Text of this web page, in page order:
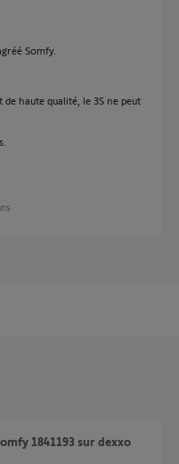
Somfy.
haute qualité, le 3S ne peut